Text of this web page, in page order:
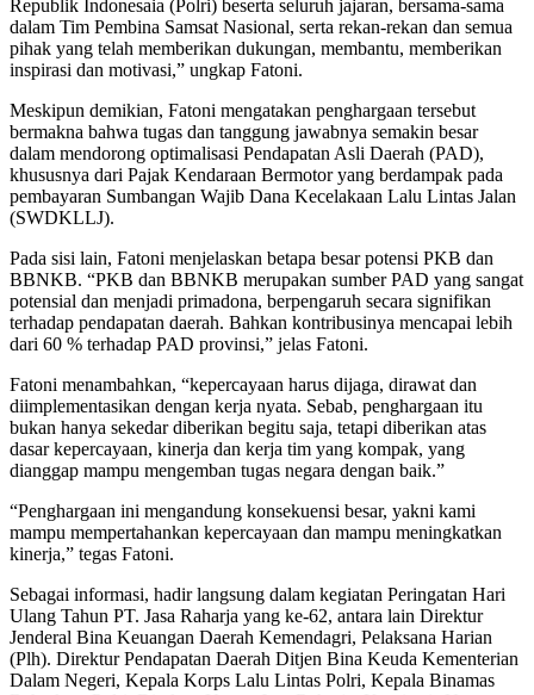
Republik Indonesaia (Polri) beserta seluruh jajaran, bersama-sama
dalam Tim Pembina Samsat Nasional, serta rekan-rekan dan semua
pihak yang telah memberikan dukungan, membantu, memberikan
inspirasi dan motivasi,” ungkap Fatoni.
Meskipun demikian, Fatoni mengatakan penghargaan tersebut
bermakna bahwa tugas dan tanggung jawabnya semakin besar
dalam mendorong optimalisasi Pendapatan Asli Daerah (PAD),
khususnya dari Pajak Kendaraan Bermotor yang berdampak pada
pembayaran Sumbangan Wajib Dana Kecelakaan Lalu Lintas Jalan
(SWDKLLJ).
Pada sisi lain, Fatoni menjelaskan betapa besar potensi PKB dan
BBNKB. “PKB dan BBNKB merupakan sumber PAD yang sangat
potensial dan menjadi primadona, berpengaruh secara signifikan
terhadap pendapatan daerah. Bahkan kontribusinya mencapai lebih
dari 60 % terhadap PAD provinsi,” jelas Fatoni.
Fatoni menambahkan, “kepercayaan harus dijaga, dirawat dan
diimplementasikan dengan kerja nyata. Sebab, penghargaan itu
bukan hanya sekedar diberikan begitu saja, tetapi diberikan atas
dasar kepercayaan, kinerja dan kerja tim yang kompak, yang
dianggap mampu mengemban tugas negara dengan baik.”
“Penghargaan ini mengandung konsekuensi besar, yakni kami
mampu mempertahankan kepercayaan dan mampu meningkatkan
kinerja,” tegas Fatoni.
Sebagai informasi, hadir langsung dalam kegiatan Peringatan Hari
Ulang Tahun PT. Jasa Raharja yang ke-62, antara lain Direktur
Jenderal Bina Keuangan Daerah Kemendagri, Pelaksana Harian
(Plh). Direktur Pendapatan Daerah Ditjen Bina Keuda Kementerian
Dalam Negeri, Kepala Korps Lalu Lintas Polri, Kepala Binamas